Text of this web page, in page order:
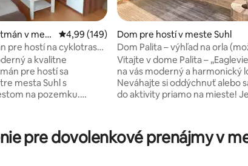
5, počet hodnotení: 67
v mest
Priemerné ohodnotenie 4,99 z 5, počet
4,99 (149)
pre hostí na cyklotrase
a kvalitne
pre hostí sa
mesta Suhl s
na pozemku.
Vonkajší bazén sa
m od hotela. Lyžiarske a
Dom pre hostí v meste Suhl
Dom Palita – výhľad na orla
jogy a balvanov)
Vitajte v dome Palita – „Eagleview“!
na vás moderný a harmonický
Neváhajte si oddýchnuť alebo
do aktivity priamo na mieste! Je to skvelý
nájdenie pokoja a ticha na
v záhrade – tu sa pohodlie
pre dovolenkové prenájmy v